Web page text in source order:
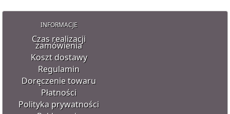
INFORMACJE
Czas realizacji
zamówienia
Koszt dostawy
Regulamin
Doręczenie towaru
Płatności
Polityka prywatności